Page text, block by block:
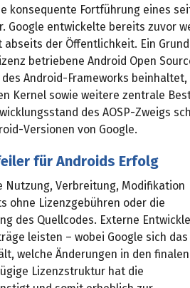
konsequente Fortführung eines
Google entwickelte bereits zuvor
der Öffentlichkeit. Ein
betriebene Android Open
Android-Frameworks
Kernel sowie weitere zentrale
des AOSP-Zweigs
Versionen von Google.
für Androids Erfolg
Nutzung, Verbreitung, Modifikation
ohne Lizenzgebühren oder die
des Quellcodes. Externe
leisten – wobei Google sich das
welche Änderungen in den finalen
Lizenzstruktur hat die